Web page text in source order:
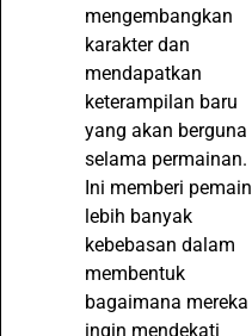
mengembangkan
karakter dan
mendapatkan
keterampilan baru
yang akan berguna
selama permainan.
Ini memberi pemain
lebih banyak
kebebasan dalam
membentuk
bagaimana mereka
ingin mendekati